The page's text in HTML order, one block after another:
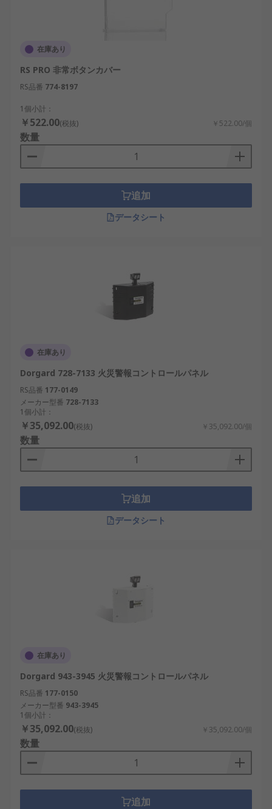
警報が鳴ってから数秒後に、自動的に防火扉を閉め
ます。 防火扉を安全かつ合法的に開いた状態に保持
でき、 ドアを閉じることで、煙や火災の拡散を防止
します。
消火器アクセサリのタイプ
自動防火扉ホールド
在庫あり
RS PRO 非常ボタンカバー
RS品番 774-8197
1個小計：
￥522.00(税抜) ￥522.00/個
数量
追加
データシート
在庫あり
Dorgard 728-7133 火災警報コントロールパネル
RS品番 177-0149
メーカー型番 728-7133
1個小計：
￥35,092.00(税抜) ￥35,092.00/個
数量
追加
データシート
在庫あり
Dorgard 943-3945 火災警報コントロールパネル
RS品番 177-0150
メーカー型番 943-3945
1個小計：
￥35,092.00(税抜) ￥35,092.00/個
数量
追加